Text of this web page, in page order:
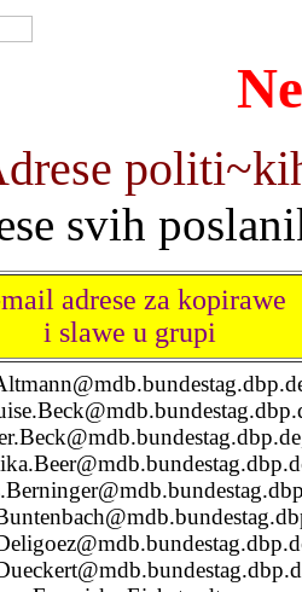
svih
adrese za kopirawe
i slawe u grupi